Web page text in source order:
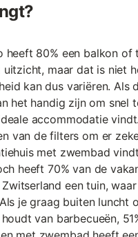
heeft 80% een balkon of
uitzicht, maar dat is niet
kan dus variëren. Als
het handig zijn om snel
accommodatie
van de filters om er
met zwembad
heeft 70% van de
een tuin,
je graag buiten luncht
van barbecueën,